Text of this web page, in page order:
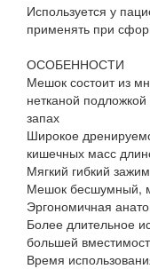
Используется у
применять при
ОСОБЕННОСТИ
Мешок состоит из
нетканой
запах
Широкое
кишечных масс
Мягкий гибкий зажим
Мешок бесшумный,
Эргономичная
Более длительное
большей
Время